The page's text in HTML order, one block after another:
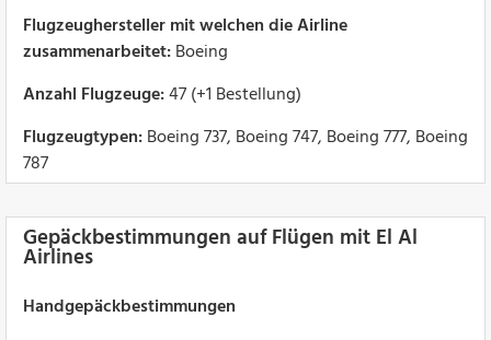
Flugzeughersteller mit welchen die Airline
zusammenarbeitet:Boeing
Anzahl Flugzeuge:47 (+1 Bestellung)
Flugzeugtypen:Boeing 737, Boeing 747, Boeing 777, Boeing
787
Gepäckbestimmungen auf Flügen mit El Al
Airlines
Handgepäckbestimmungen